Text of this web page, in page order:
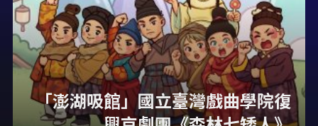
「澎湖吸館」國立臺灣戲曲學院復